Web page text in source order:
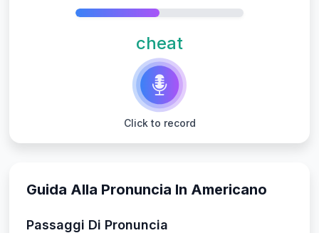
Guida Alla Pronuncia In Americano
Passaggi Di Pronuncia
cheat
Click to record